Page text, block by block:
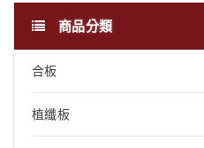
商品分類
合板
植纖板